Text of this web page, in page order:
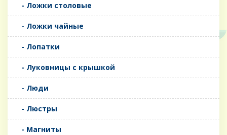
- Ложки столовые
- Ложки чайные
- Лопатки
- Луковницы с крышкой
- Люди
- Люстры
- Магниты